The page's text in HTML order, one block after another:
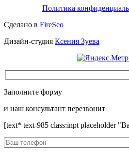
Политика
Сделано в FireSeo
Дизайн-студия Ксения Зуева
Заполните форму
и наш консультант перезвонит
[text* text-985 class:inpt placeholder